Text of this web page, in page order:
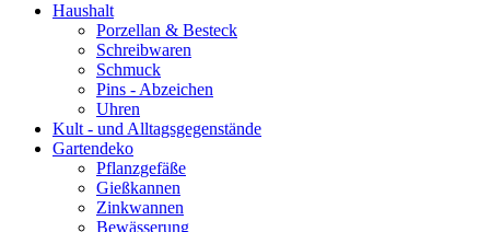
Haushalt
Porzellan & Besteck
Schreibwaren
Schmuck
Pins - Abzeichen
Uhren
Kult - und Alltagsgegenstände
Gartendeko
Pflanzgefäße
Gießkannen
Zinkwannen
Bewässerung